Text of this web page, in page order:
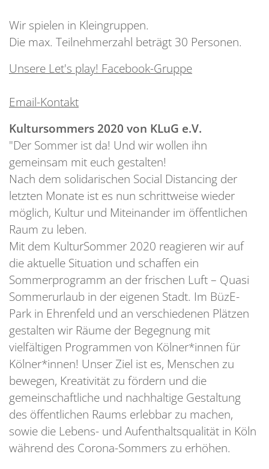
Wir spielen in Kleingruppen.
Die max. Teilnehmerzahl beträgt 30 Personen.
Unsere Let's play! Facebook-Gruppe
Email-Kontakt
Kultursommers 2020 von KLuG e.V.
"Der Sommer ist da! Und wir wollen ihn
gemeinsam mit euch gestalten!
Nach dem solidarischen Social Distancing der
letzten Monate ist es nun schrittweise wieder
möglich, Kultur und Miteinander im öffentlichen
Raum zu leben.
Mit dem KulturSommer 2020 reagieren wir auf
die aktuelle Situation und schaffen ein
Sommerprogramm an der frischen Luft – Quasi
Sommerurlaub in der eigenen Stadt. Im BüzE-
Park in Ehrenfeld und an verschiedenen Plätzen
gestalten wir Räume der Begegnung mit
vielfältigen Programmen von Kölner*innen für
Kölner*innen! Unser Ziel ist es, Menschen zu
bewegen, Kreativität zu fördern und die
gemeinschaftliche und nachhaltige Gestaltung
des öffentlichen Raums erlebbar zu machen,
sowie die Lebens- und Aufenthaltsqualität in Köln
während des Corona-Sommers zu erhöhen.